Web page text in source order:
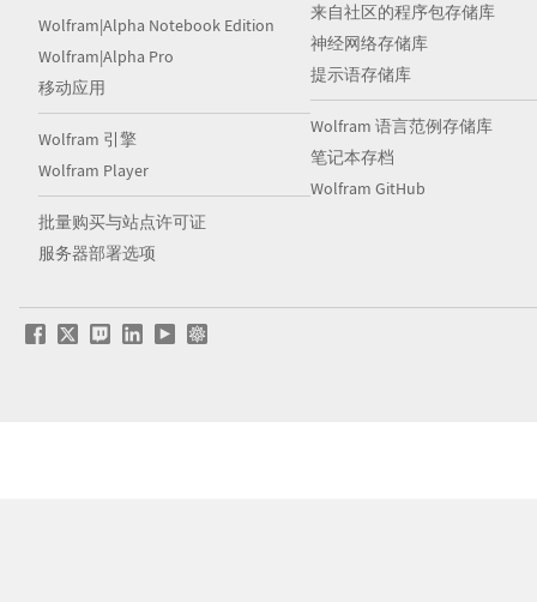
Wolfram|Alpha Notebook Edition
Wolfram|Alpha Pro
移动应用
Wolfram 引擎
Wolfram Player
批量购买与站点许可证
服务器部署选项
来自社区的程序包存储库
神经网络存储库
提示语存储库
Wolfram 语言范例存储库
笔记本存档
Wolfram GitHub